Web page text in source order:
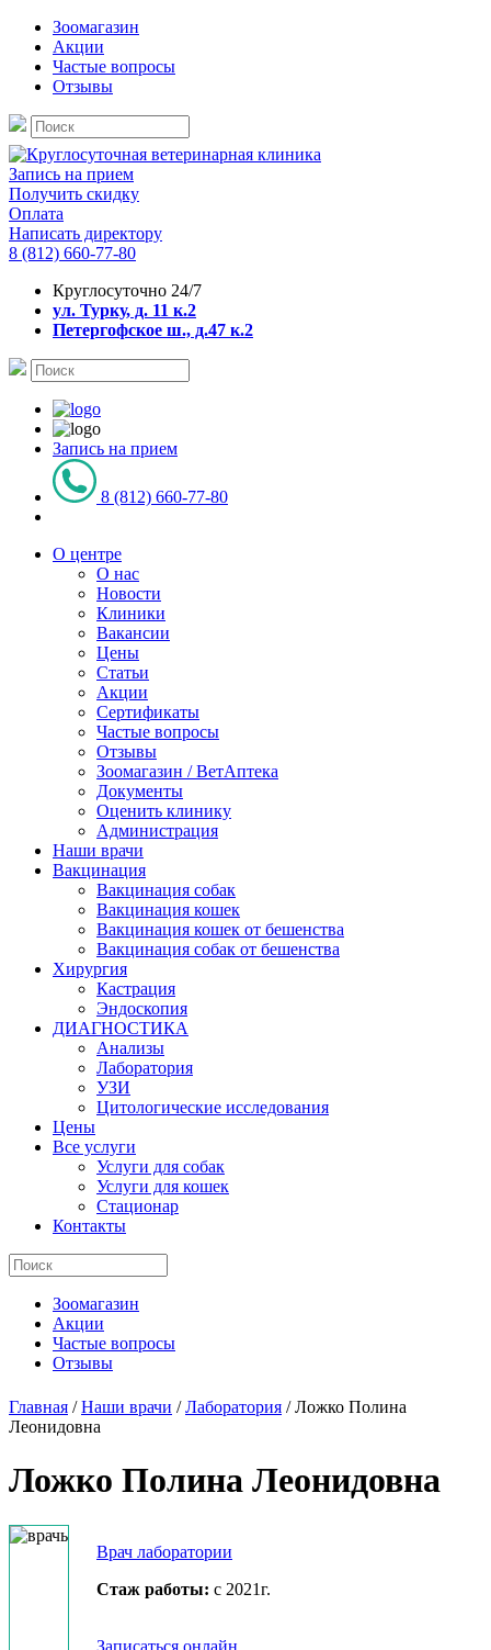
Зоомагазин
Акции
Частые вопросы
Отзывы
Запись на прием
Получить скидку
Оплата
Написать директору
8 (812) 660-77-80
Круглосуточно 24/7
ул. Турку, д. 11 к.2
Петергофское ш., д.47 к.2
Запись на прием
8 (812) 660-77-80
О центре
О нас
Новости
Клиники
Вакансии
Цены
Статьи
Акции
Сертификаты
Частые вопросы
Отзывы
Зоомагазин / ВетАптека
Документы
Оценить клинику
Администрация
Наши врачи
Вакцинация
Вакцинация собак
Вакцинация кошек
Вакцинация кошек от бешенства
Вакцинация собак от бешенства
Хирургия
Кастрация
Эндоскопия
ДИАГНОСТИКА
Анализы
Лаборатория
УЗИ
Цитологические исследования
Цены
Все услуги
Услуги для собак
Услуги для кошек
Стационар
Контакты
Зоомагазин
Акции
Частые вопросы
Отзывы
Главная /Наши врачи /Лаборатория /Ложко Полина
Леонидовна
Ложко Полина Леонидовна
Врач лаборатории
Стаж работы: с 2021г.
Записаться онлайн